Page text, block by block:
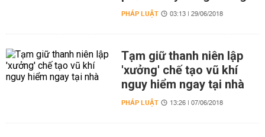
PHÁP LUẬT 03:13 | 29/06/2018
Tạm giữ thanh niên lập
'xưởng' chế tạo vũ khí
nguy hiểm ngay tại nhà
PHÁP LUẬT 13:26 | 07/06/2018